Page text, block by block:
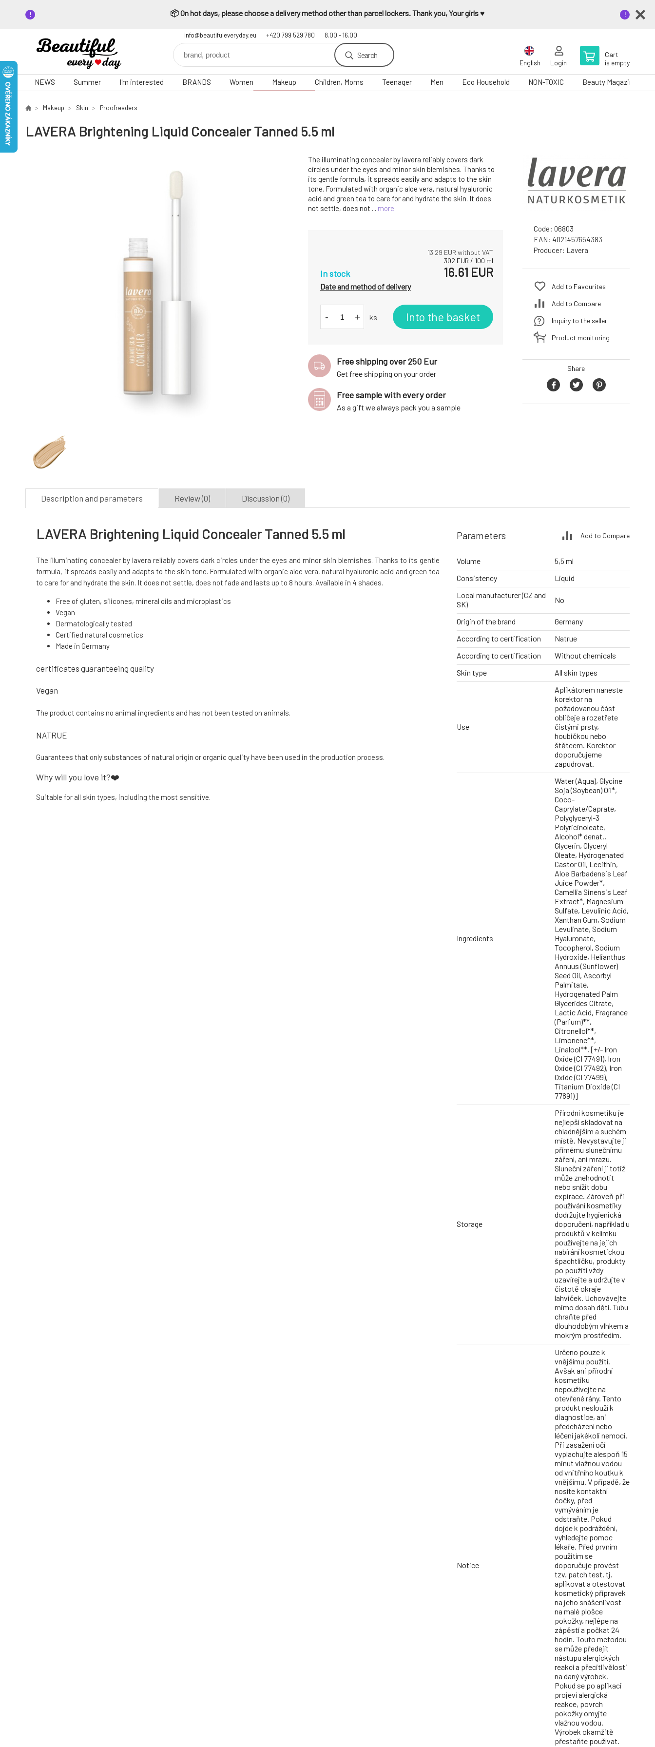
📦 On hot days, please choose a delivery method other than parcel lockers. Thank you, Your girls ♥️
info@beautifuleveryday.eu +420 799 529 780 8.00 - 16.00
Search
English Login
Cart
is empty
NEWS Summer I'm interested BRANDS Women Makeup Children, Moms Teenager Men Eco Household NON-TOXIC Beauty Magazine
Makeup Skin Proofreaders
LAVERA Brightening Liquid Concealer Tanned 5.5 ml
The illuminating concealer by lavera reliably covers dark
circles under the eyes and minor skin blemishes. Thanks to
its gentle formula, it spreads easily and adapts to the skin
tone. Formulated with organic aloe vera, natural hyaluronic
acid and green tea to care for and hydrate the skin. It does
not settle, does not ... more
13.29 EUR without VAT
302 EUR / 100 ml
In stock 16.61 EUR
Date and method of delivery
- + ks Into the basket
Free shipping over 250 Eur
Get free shipping on your order
Free sample with every order
As a gift we always pack you a sample
Code: 06803
EAN: 4021457654383
Producer: Lavera
Add to Favourites
Add to Compare
Inquiry to the seller
Product monitoring
Share
Description and parameters Review (0) Discussion (0)
LAVERA Brightening Liquid Concealer Tanned 5.5 ml
The illuminating concealer by lavera reliably covers dark circles under the eyes and minor skin blemishes. Thanks to its gentle
formula, it spreads easily and adapts to the skin tone. Formulated with organic aloe vera, natural hyaluronic acid and green tea
to care for and hydrate the skin. It does not settle, does not fade and lasts up to 8 hours. Available in 4 shades.
Free of gluten, silicones, mineral oils and microplastics
Vegan
Dermatologically tested
Certified natural cosmetics
Made in Germany
certificates guaranteeing quality
Vegan
The product contains no animal ingredients and has not been tested on animals.
NATRUE
Guarantees that only substances of natural origin or organic quality have been used in the production process.
Why will you love it?❤️
Suitable for all skin types, including the most sensitive.
Parameters Add to Compare
Volume
5,5 ml
Consistency
Liquid
Local manufacturer (CZ and
SK)
No
Origin of the brand
Germany
According to certification
Natrue
According to certification
Without chemicals
Skin type
All skin types
Use
Aplikátorem naneste
korektor na
požadovanou část
obličeje a rozetřete
čistými prsty,
houbičkou nebo
štětcem. Korektor
doporučujeme
zapudrovat.
Ingredients
Water (Aqua), Glycine
Soja (Soybean) Oil*,
Coco-
Caprylate/Caprate,
Polyglyceryl-3
Polyricinoleate,
Alcohol* denat.,
Glycerin, Glyceryl
Oleate, Hydrogenated
Castor Oil, Lecithin,
Aloe Barbadensis Leaf
Juice Powder*,
Camellia Sinensis Leaf
Extract*, Magnesium
Sulfate, Levulinic Acid,
Xanthan Gum, Sodium
Levulinate, Sodium
Hyaluronate,
Tocopherol, Sodium
Hydroxide, Helianthus
Annuus (Sunflower)
Seed Oil, Ascorbyl
Palmitate,
Hydrogenated Palm
Glycerides Citrate,
Lactic Acid, Fragrance
(Parfum)**,
Citronellol**,
Limonene**,
Linalool**, [+/- Iron
Oxide (CI 77491), Iron
Oxide (CI 77492), Iron
Oxide (CI 77499),
Titanium Dioxide (CI
77891)]
Storage
Přírodní kosmetiku je
nejlepší skladovat na
chladnějším a suchém
místě. Nevystavujte ji
přímému slunečnímu
záření, ani mrazu.
Sluneční záření ji totiž
může znehodnotit
nebo snížit dobu
expirace. Zároveň při
používání kosmetiky
dodržujte hygienická
doporučení, například u
produktů v kelímku
používejte na jejich
nabírání kosmetickou
špachtličku, produkty
po použití vždy
uzavírejte a udržujte v
čistotě okraje
lahviček. Uchovávejte
mimo dosah dětí. Tubu
chraňte před
dlouhodobým vlhkem a
mokrým prostředím.
Notice
Určeno pouze k
vnějšímu použití.
Avšak ani přírodní
kosmetiku
nepoužívejte na
otevřené rány. Tento
produkt neslouží k
diagnostice, ani
předcházení nebo
léčení jakékoli nemoci.
Při zasažení očí
vyplachujte alespoň 15
minut vlažnou vodou
od vnitřního koutku k
vnějšímu. V případě, že
nosíte kontaktní
čočky, před
vymýváním je
odstraňte. Pokud
dojde k podráždění,
vyhledejte pomoc
lékaře. Před prvním
použitím se
doporučuje provést
tzv. patch test, tj.
aplikovat a otestovat
kosmetický přípravek
na jeho snášenlivost
na malé plošce
pokožky, nejlépe na
zápěstí a počkat 24
hodin. Touto metodou
se může předejít
nástupu alergických
reakcí a přecitlivělosti
na daný výrobek.
Pokud se po aplikaci
projeví alergická
reakce, povrch
pokožky omyjte
vlažnou vodou.
Výrobek okamžitě
přestaňte používat.